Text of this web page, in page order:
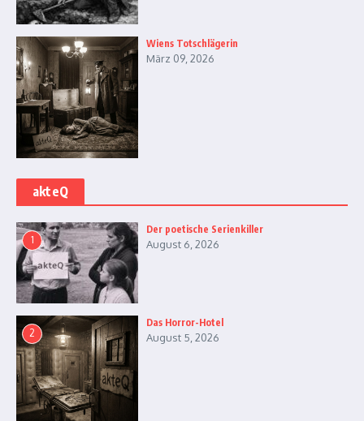
Wiens Totschlägerin
März 09, 2026
akteQ
1
Der poetische Serienkiller
August 6, 2026
2
Das Horror-Hotel
August 5, 2026